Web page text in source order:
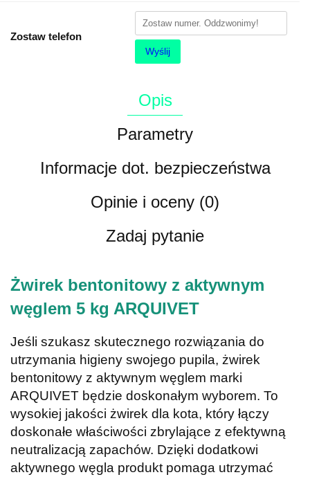
Zostaw telefon
Wyślij
Opis
Parametry
Informacje dot. bezpieczeństwa
Opinie i oceny (0)
Zadaj pytanie
Żwirek bentonitowy z aktywnym
węglem 5 kg ARQUIVET
Jeśli szukasz skutecznego rozwiązania do
utrzymania higieny swojego pupila, żwirek
bentonitowy z aktywnym węglem marki
ARQUIVET będzie doskonałym wyborem. To
wysokiej jakości żwirek dla kota, który łączy
doskonałe właściwości zbrylające z efektywną
neutralizacją zapachów. Dzięki dodatkowi
aktywnego węgla produkt pomaga utrzymać